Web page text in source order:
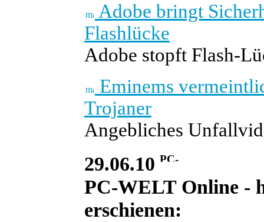
Adobe bringt
Flashlücke
Adobe stopft Flash-
Eminems
Trojaner
Angebliches
29.06.10
PC-WELT Online -
erschienen: